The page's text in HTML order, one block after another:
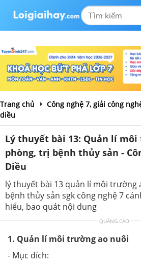
Trang chủ
Công nghệ 7, giải công
diều
Lý thuyết bài 13: Quản lí
phòng, trị bệnh thủy sản -
Diều
lý thuyết bài 13 quản lí môi trường
bệnh thủy sản sgk công nghệ 7
hiểu, bao quát nội dung
QUẢNG CÁO
1. Quản lí môi trường ao nuôi
- Mục đích: